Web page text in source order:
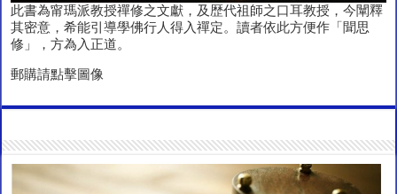
此書為甯瑪派教授禪修之文獻，及歴代祖師之口耳教授，今闡釋
其密意，希能引導學佛行人得入禪定。讀者依此方便作「聞思
修」，方為入正道。
郵購請點擊圖像